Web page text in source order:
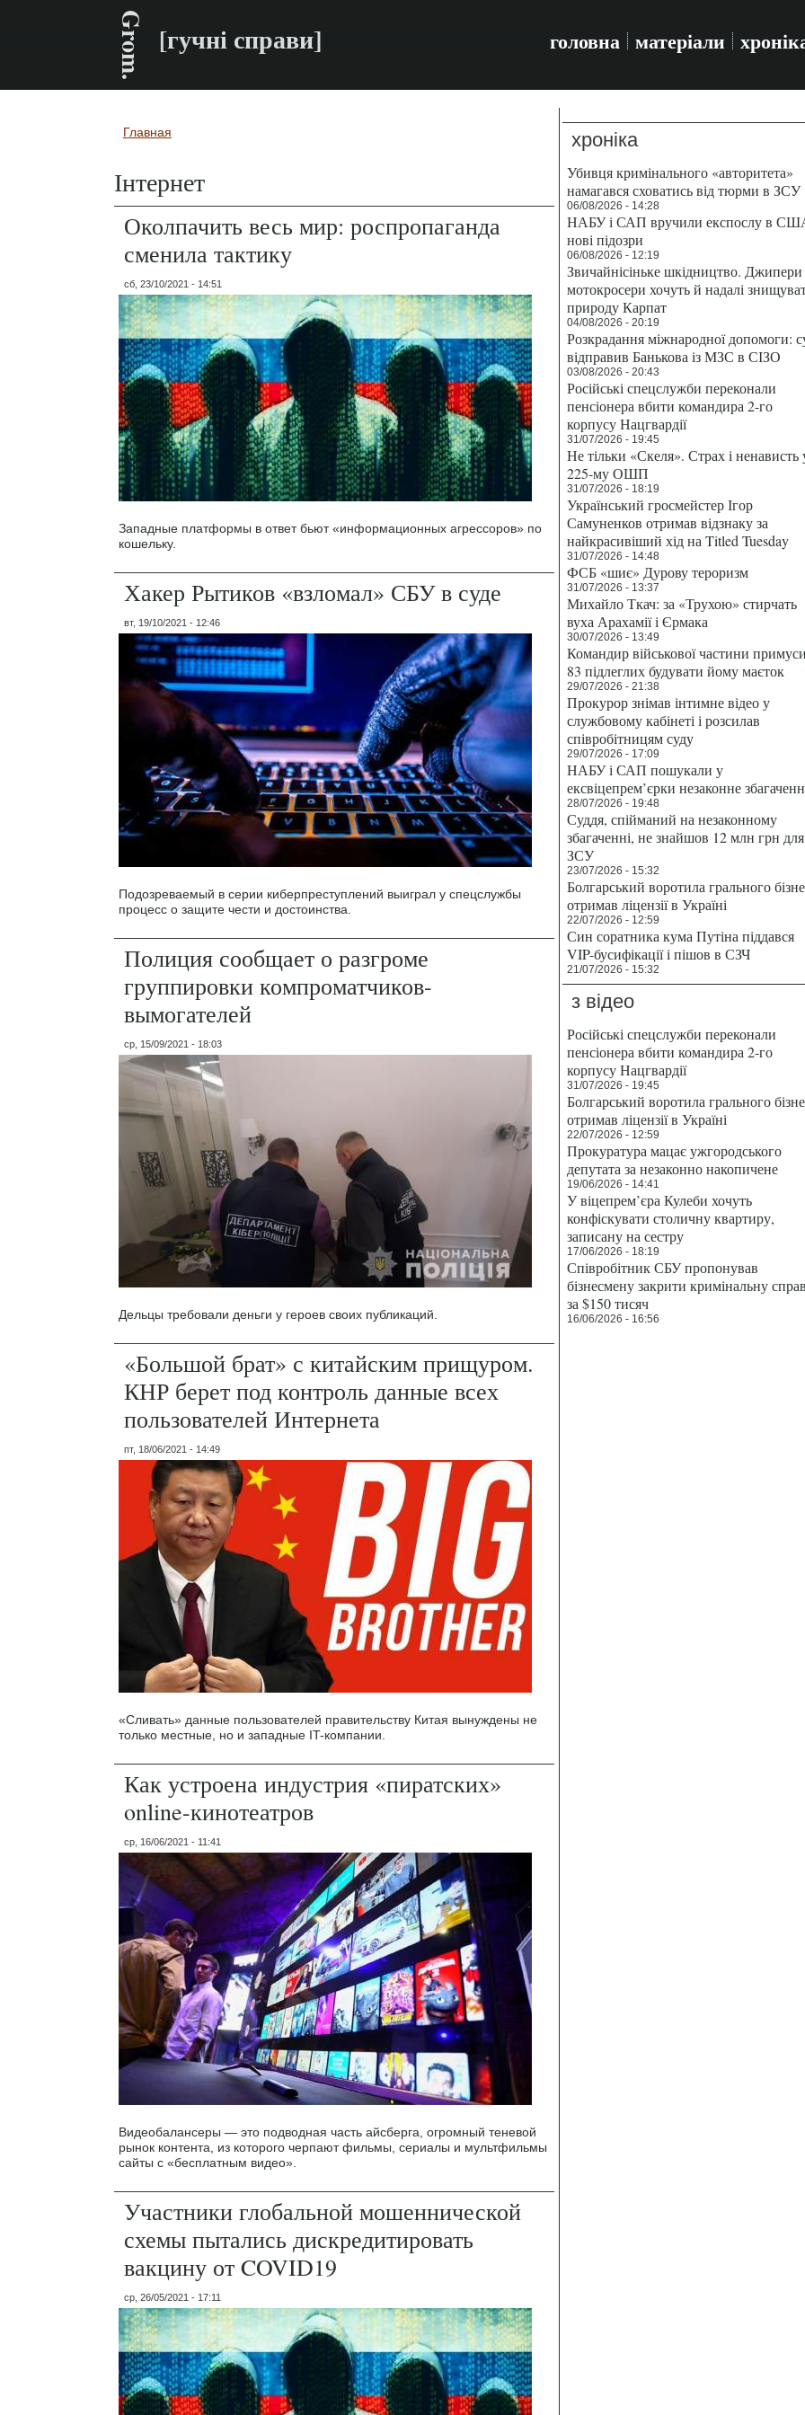
Grom. [гучні справи] головна матеріали
Вы здесь
Главная
Інтернет
Околпачить весь мир: роспропаганда
сменила тактику
сб, 23/10/2021 - 14:51
Западные платформы в ответ бьют «информационных агрессоров» по
кошельку.
Хакер Рытиков «взломал» СБУ в суде
вт, 19/10/2021 - 12:46
Подозреваемый в серии киберпреступлений выиграл у спецслужбы
процесс о защите чести и достоинства.
Полиция сообщает о разгроме
группировки компроматчиков-
вымогателей
ср, 15/09/2021 - 18:03
Дельцы требовали деньги у героев своих публикаций.
«Большой брат» с китайским прищуром.
КНР берет под контроль данные всех
пользователей Интернета
пт, 18/06/2021 - 14:49
«Сливать» данные пользователей правительству Китая вынуждены не
только местные, но и западные IT-компании.
Как устроена индустрия «пиратских»
online-кинотеатров
ср, 16/06/2021 - 11:41
Видеобалансеры — это подводная часть айсберга, огромный теневой
рынок контента, из которого черпают фильмы, сериалы и мультфильмы
сайты с «бесплатным видео».
Участники глобальной мошеннической
схемы пытались дискредитировать
вакцину от COVID19
ср, 26/05/2021 - 17:11
хроніка
Убивця кримінального «авторитета»
намагався сховатись від тюрми в ЗСУ
06/08/2026 - 14:28
НАБУ і САП вручили експослу в
нові підозри
06/08/2026 - 12:19
Звичайнісіньке шкідництво. Джипери
мотокросери хочуть й надалі
природу Карпат
04/08/2026 - 20:19
Розкрадання міжнародної допомоги:
відправив Банькова із МЗС в СІЗО
03/08/2026 - 20:43
Російські спецслужби переконали
пенсіонера вбити командира 2-го
корпусу Нацгвардії
31/07/2026 - 19:45
Не тільки «Скеля». Страх і ненависть
225-му ОШП
31/07/2026 - 18:19
Український гросмейстер Ігор
Самуненков отримав відзнаку за
найкрасивіший хід на Titled Tuesday
31/07/2026 - 14:48
ФСБ «шиє» Дурову тероризм
31/07/2026 - 13:37
Михайло Ткач: за «Трухою» стирчать
вуха Арахамії і Єрмака
30/07/2026 - 13:49
Командир військової частини
83 підлеглих будувати йому маєток
29/07/2026 - 21:38
Прокурор знімав інтимне відео у
службовому кабінеті і розсилав
співробітницям суду
29/07/2026 - 17:09
НАБУ і САП пошукали у
ексвіцепрем’єрки незаконне
28/07/2026 - 19:48
Суддя, спійманий на незаконному
збагаченні, не знайшов 12 млн грн для
ЗСУ
23/07/2026 - 15:32
Болгарський воротила грального
отримав ліцензії в Україні
22/07/2026 - 12:59
Син соратника кума Путіна піддався
VIP-бусифікації і пішов в СЗЧ
21/07/2026 - 15:32
з відео
Російські спецслужби переконали
пенсіонера вбити командира 2-го
корпусу Нацгвардії
31/07/2026 - 19:45
Болгарський воротила грального
отримав ліцензії в Україні
22/07/2026 - 12:59
Прокуратура мацає ужгородського
депутата за незаконно накопичене
19/06/2026 - 14:41
У віцепрем’єра Кулеби хочуть
конфіскувати столичну квартиру,
записану на сестру
17/06/2026 - 18:19
Співробітник СБУ пропонував
бізнесмену закрити кримінальну
за $150 тисяч
16/06/2026 - 16:56